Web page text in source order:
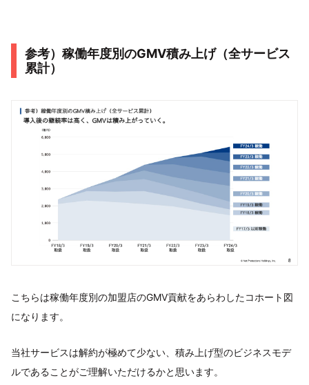
参考）稼働年度別のGMV積み上げ（全サービス
累計）
こちらは稼働年度別の加盟店のGMV貢献をあらわしたコホート図
になります。
当社サービスは解約が極めて少ない、積み上げ型のビジネスモデ
ルであることがご理解いただけるかと思います。